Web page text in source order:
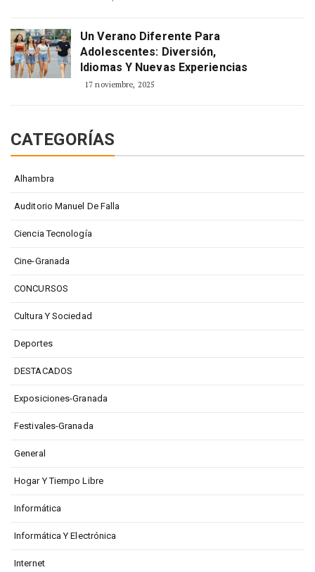
Un Verano Diferente Para
Adolescentes: Diversión,
Idiomas Y Nuevas Experiencias
17 noviembre, 2025
CATEGORÍAS
Alhambra
Auditorio Manuel De Falla
Ciencia Tecnología
Cine-Granada
CONCURSOS
Cultura Y Sociedad
Deportes
DESTACADOS
Exposiciones-Granada
Festivales-Granada
General
Hogar Y Tiempo Libre
Informática
Informática Y Electrónica
Internet